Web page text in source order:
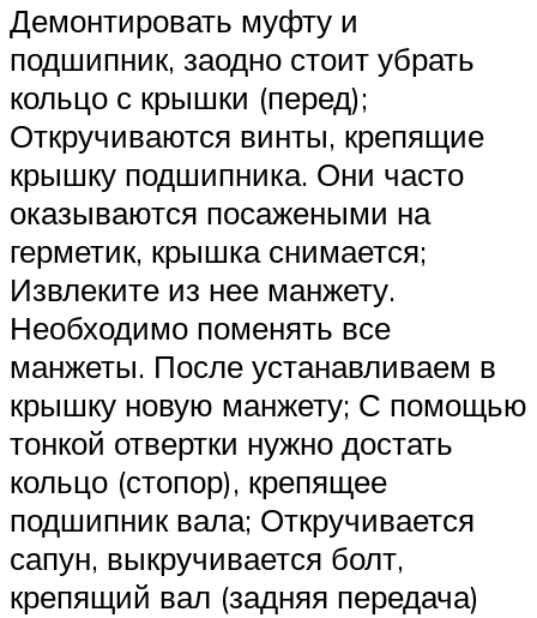
Демонтировать муфту и
подшипник, заодно стоит убрать
кольцо с крышки (перед);
Откручиваются винты, крепящие
крышку подшипника. Они часто
оказываются посажеными на
герметик, крышка снимается;
Извлеките из нее манжету.
Необходимо поменять все
манжеты. После устанавливаем в
крышку новую манжету; С помощью
тонкой отвертки нужно достать
кольцо (стопор), крепящее
подшипник вала; Откручивается
сапун, выкручивается болт,
крепящий вал (задняя передача)